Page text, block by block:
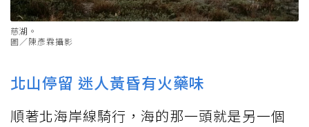
慈湖。
圖／陳彥霖攝影
北山停留 迷人黃昏有火藥味
順著北海岸線騎行，海的那一頭就是另一個